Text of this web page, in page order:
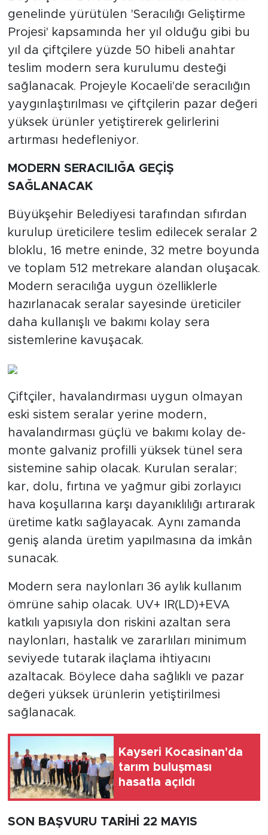
genelinde yürütülen 'Seracılığı Geliştirme
Projesi' kapsamında her yıl olduğu gibi bu
yıl da çiftçilere yüzde 50 hibeli anahtar
teslim modern sera kurulumu desteği
sağlanacak. Projeyle Kocaeli'de seracılığın
yaygınlaştırılması ve çiftçilerin pazar değeri
yüksek ürünler yetiştirerek gelirlerini
artırması hedefleniyor.
MODERN SERACILIĞA GEÇİŞ
SAĞLANACAK
Büyükşehir Belediyesi tarafından sıfırdan
kurulup üreticilere teslim edilecek seralar 2
bloklu, 16 metre eninde, 32 metre boyunda
ve toplam 512 metrekare alandan oluşacak.
Modern seracılığa uygun özelliklerle
hazırlanacak seralar sayesinde üreticiler
daha kullanışlı ve bakımı kolay sera
sistemlerine kavuşacak.
Çiftçiler, havalandırması uygun olmayan
eski sistem seralar yerine modern,
havalandırması güçlü ve bakımı kolay de-
monte galvaniz profilli yüksek tünel sera
sistemine sahip olacak. Kurulan seralar;
kar, dolu, fırtına ve yağmur gibi zorlayıcı
hava koşullarına karşı dayanıklılığı artırarak
üretime katkı sağlayacak. Aynı zamanda
geniş alanda üretim yapılmasına da imkân
sunacak.
Modern sera naylonları 36 aylık kullanım
ömrüne sahip olacak. UV+ IR(LD)+EVA
katkılı yapısıyla don riskini azaltan sera
naylonları, hastalık ve zararlıları minimum
seviyede tutarak ilaçlama ihtiyacını
azaltacak. Böylece daha sağlıklı ve pazar
değeri yüksek ürünlerin yetiştirilmesi
sağlanacak.
Kayseri Kocasinan'da
tarım buluşması
hasatla açıldı
SON BAŞVURU TARİHİ 22 MAYIS